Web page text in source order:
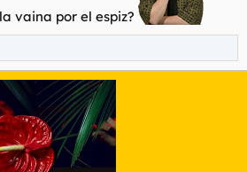
vaina por el espiz?